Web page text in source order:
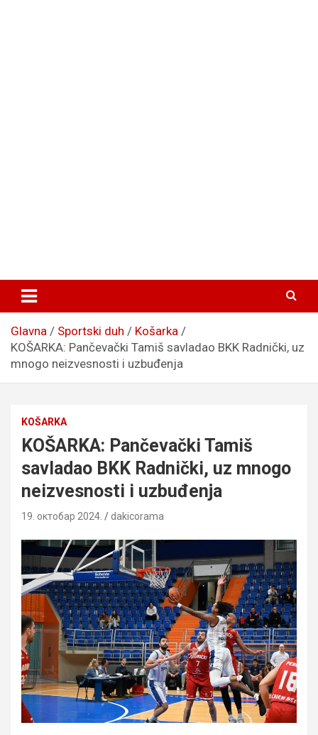
Glavna Sportski duh
Košarka
KOŠARKA: Pančevački Tamiš savladao BKK Radnički, uz
mnogo neizvesnosti i uzbuđenja
KOŠARKA
KOŠARKA: Pančevački Tamiš
savladao BKK Radnički, uz mnogo
neizvesnosti i uzbuđenja
19. октобар 2024. dakicorama